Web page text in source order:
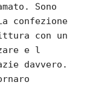
Sono
confezione
con un
e l
davvero.